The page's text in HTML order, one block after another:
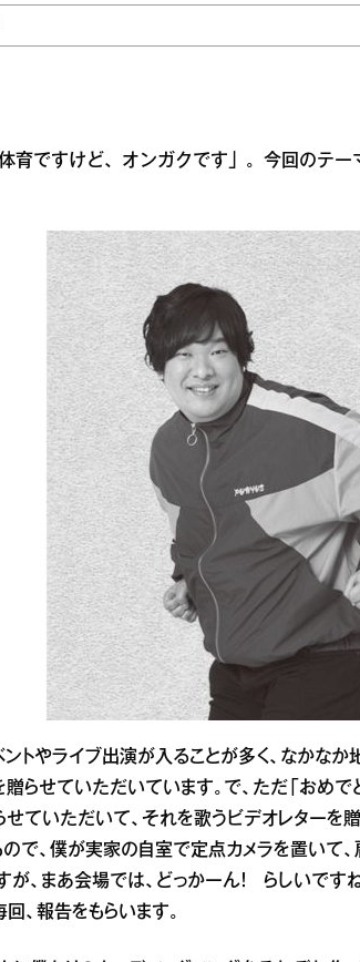
育ですけど、オンガクです」。今回のテー
トやライブ出演が入ることが多く、なかな
らせていただいています。で、ただ「おめで
ていただいて、それを歌うビデオレターを
ので、僕が実家の自室で定点カメラを置いて
、まあ会場では、どっかーん！ らしいです
回、報告をもらいます。